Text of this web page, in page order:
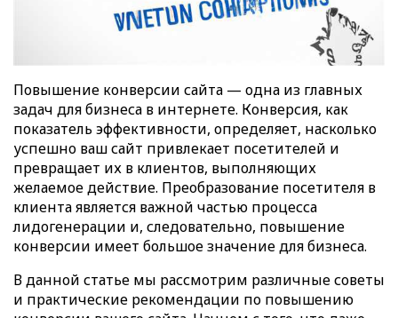
Повышение конверсии сайта — одна из главных
задач для бизнеса в интернете. Конверсия, как
показатель эффективности, определяет, насколько
успешно ваш сайт привлекает посетителей и
превращает их в клиентов, выполняющих
желаемое действие. Преобразование посетителя в
клиента является важной частью процесса
лидогенерации и, следовательно, повышение
конверсии имеет большое значение для бизнеса.
В данной статье мы рассмотрим различные советы
и практические рекомендации по повышению